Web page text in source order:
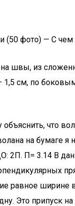
фото) — С чем
швы, из
1,5 см, по
что
на бумаге
2П. П= 3.14 В
равное ширине
Это припуск